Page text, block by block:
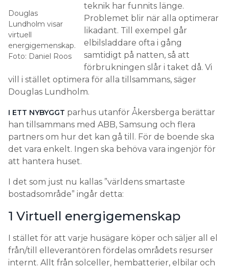
Douglas
Lundholm visar
virtuell
energigemenskap.
Foto: Daniel Roos
teknik har funnits länge.
Problemet blir när alla optimerar
likadant. Till exempel går
elbilsladdare ofta i gång
samtidigt på natten, så att
förbrukningen slår i taket då. Vi
vill i stället optimera för alla tillsammans, säger
Douglas Lundholm.
I ETT NYBYGGT parhus utanför Åkersberga berättar
han tillsammans med ABB, Samsung och flera
partners om hur det kan gå till. För de boende ska
det vara enkelt. Ingen ska behöva vara ingenjör för
att hantera huset.
I det som just nu kallas ”världens smartaste
bostadsområde” ingår detta:
1 Virtuell energigemenskap
I stället för att varje husägare köper och säljer all el
från/till elleverantören fördelas områdets resurser
internt. Allt från solceller, hembatterier, elbilar och